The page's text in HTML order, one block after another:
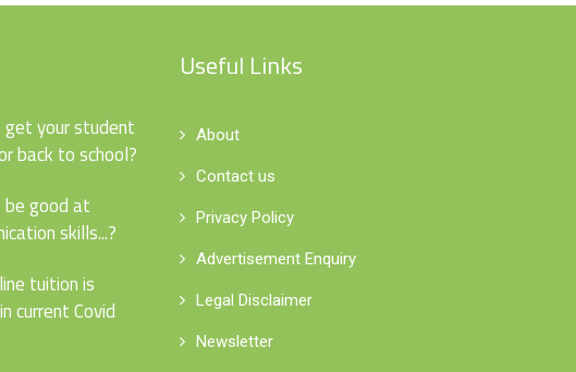
your student
back to school?
good at
skills...?
tuition is
current Covid
Useful Links
About
Contact us
Privacy Policy
Advertisement Enquiry
Legal Disclaimer
Newsletter